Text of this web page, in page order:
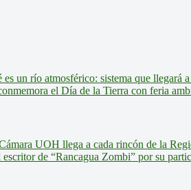
un río atmosférico: sistema que llegará
el Día de la Tierra con feria
UOH llega a cada rincón de la
escritor de “Rancagua Zombi” por su